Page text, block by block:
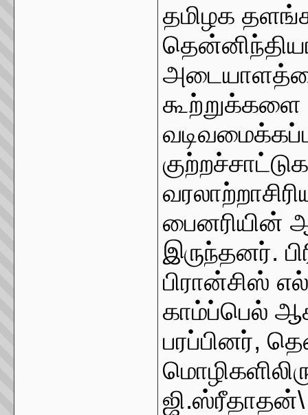
தமிழக
கூற்றுக்களை
பைனரியின்
இருந்தனர்.
பிரான்சிஸ்
காம்ப்பெல்
பரப்பினர்,
ஜி.ஸ்ரீதாதன்\